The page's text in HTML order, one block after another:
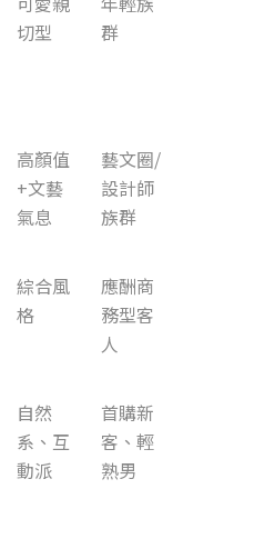
切型
群
高顏值
+文藝
氣息
藝文圈/
設計師
族群
綜合風
格
應酬商
務型客
人
自然
系、互
動派
首購新
客、輕
熟男